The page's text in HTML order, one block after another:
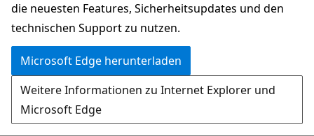
die neuesten Features, Sicherheitsupdates und den
technischen Support zu nutzen.
Microsoft Edge herunterladen
Weitere Informationen zu Internet Explorer und
Microsoft Edge